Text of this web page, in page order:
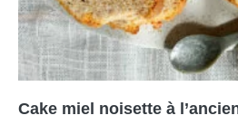
Cake miel noisette à